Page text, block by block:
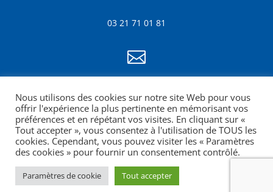
03 21 71 01 81

info@amf62.fr
mentions légales
Site web réalisé par la Croquante agence de
Nous utilisons des cookies sur notre site Web pour vous
offrir l'expérience la plus pertinente en mémorisant vos
préférences et en répétant vos visites. En cliquant sur «
Tout accepter », vous consentez à l'utilisation de TOUS les
cookies. Cependant, vous pouvez visiter les « Paramètres
des cookies » pour fournir un consentement contrôlé.
Paramètres de cookie Tout accepter